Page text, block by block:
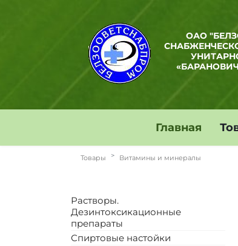
ОАО
Главная
Товары Витамины и минералы
Растворы.
Дезинтоксикационные
препараты
Спиртовые настойки